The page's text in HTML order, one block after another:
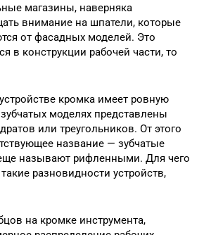
магазины, наверняка
внимание на шпатели, которые
от фасадных моделей. Это
в конструкции рабочей части, то
кромка имеет ровную
моделях представлены
или треугольников. От этого
название — зубчатые
называют рифленными. Для чего
разновидности устройств,
на кромке инструмента,